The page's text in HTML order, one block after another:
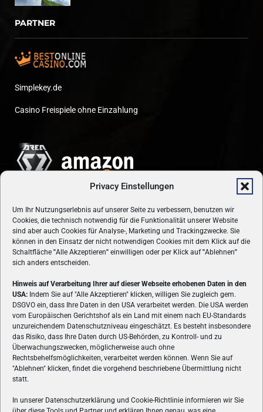
Privacy Einstellungen
Um Ihr Nutzungserlebnis auf unserer Seite zu verbessern, benutzen wir
Cookies, die technisch notwendig für die Funktionalität unserer Website
sind aber auch Cookies für Analyse-, Marketing und Trackingzwecke. Sie
können in den Einsatz der nicht notwendigen Cookies mit dem Klick auf die
Schaltfläche "Alle Akzeptieren" einwilligen oder per Klick auf"Ablehnen"
sich anders entscheiden.
Hinweis auf Verarbeitung Ihrer auf dieser Webseite erhobenen Daten in den
USA: Indem Sie auf "Alle Akzeptieren" klicken, willigen Sie zugleich gem.
DSGVO ein, dass Ihre Daten in den USA verarbeitet werden. Die USA werden
vom Europäischen Gerichtshof als ein Land mit einem nach EU-Standards
unzureichendem Datenschutzniveau eingeschätzt. Es besteht insbesondere
das Risiko, dass Ihre Daten durch US-Behörden, zu Kontroll- und zu
Überwachungszwecken, möglicherweise auch ohne
Rechtsbehelfsmöglichkeiten, verarbeitet werden können. Wenn Sie auf
"Ablehnen" klicken, findet die vorgehend beschriebene Übermittlung nicht
statt.
In unserer Datenschutzerklärung und Cookie-Richtlinie informieren wir Sie
PARTNER
Simplekey.de
Casino Freispiele ohne Einzahlung
ÜBER UNS
VON GAMERN, FÜR GAMER! Gamers.at ist das älteste Online-
Spielemagazin Österreichs und bringt täglich aktuelle News,
Reviews und Videos zu PC- und Konsolenspielen, Gaming-
Hardware und aus der Welt des e-Sport's.